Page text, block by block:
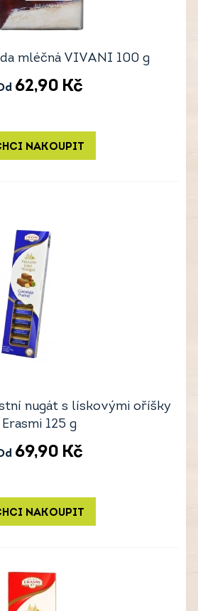
mléčná VIVANI 100 g
62,90 Kč
NAKOUPIT
nugát s lískovými oříšky
Erasmi 125 g
69,90 Kč
NAKOUPIT